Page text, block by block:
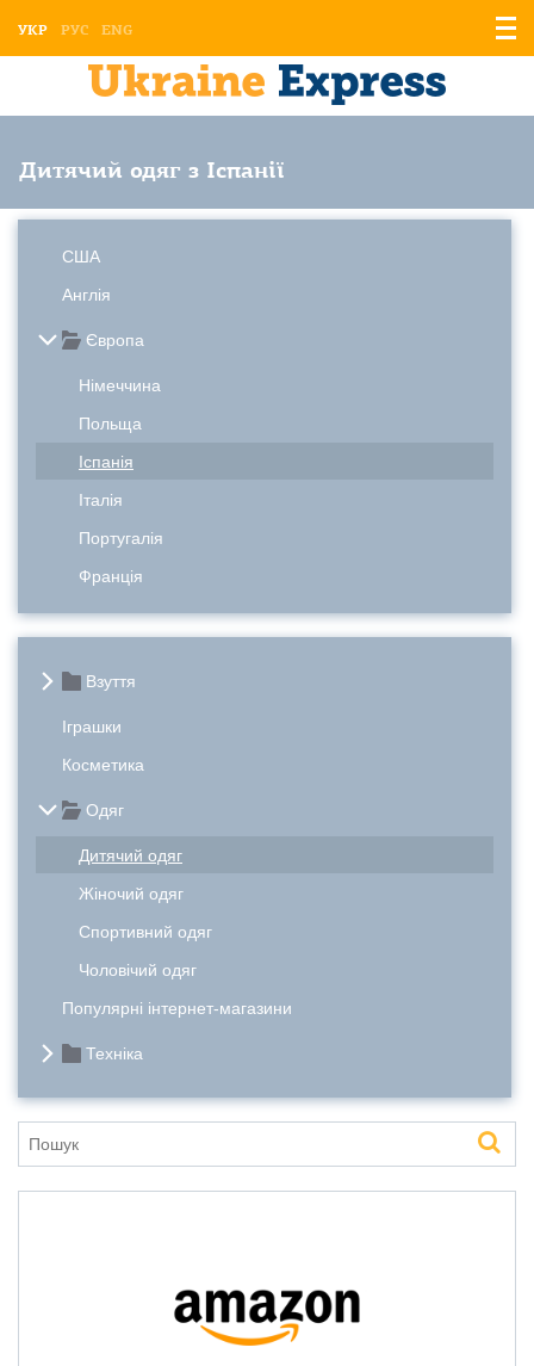
УКР РУС ENG
Дитячий одяг з Іспанії
США
Англія
Європа
Німеччина
Польща
Іспанія
Італія
Португалія
Франція
Взуття
Іграшки
Косметика
Одяг
Дитячий одяг
Жіночий одяг
Спортивний одяг
Чоловічий одяг
Популярні інтернет-магазини
Техніка